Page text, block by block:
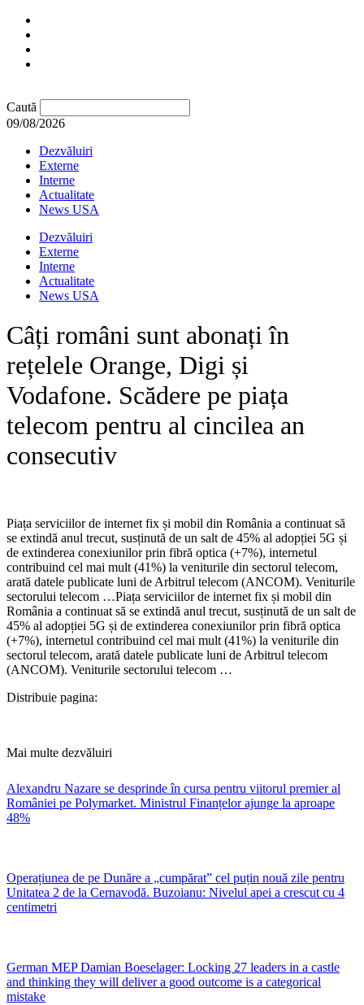
Caută
09/08/2026
Dezvăluiri
Externe
Interne
Actualitate
News USA
Dezvăluiri
Externe
Interne
Actualitate
News USA
Câți români sunt abonați în
rețelele Orange, Digi și
Vodafone. Scădere pe piața
telecom pentru al cincilea an
consecutiv
Piața serviciilor de internet fix și mobil din România a continuat să
se extindă anul trecut, susținută de un salt de 45% al adopției 5G și
de extinderea conexiunilor prin fibră optica (+7%), internetul
contribuind cel mai mult (41%) la veniturile din sectorul telecom,
arată datele publicate luni de Arbitrul telecom (ANCOM). Veniturile
sectorului telecom …​Piața serviciilor de internet fix și mobil din
România a continuat să se extindă anul trecut, susținută de un salt de
45% al adopției 5G și de extinderea conexiunilor prin fibră optica
(+7%), internetul contribuind cel mai mult (41%) la veniturile din
sectorul telecom, arată datele publicate luni de Arbitrul telecom
(ANCOM). Veniturile sectorului telecom …
Distribuie pagina:
Mai multe dezvăluiri
Alexandru Nazare se desprinde în cursa pentru viitorul premier al
României pe Polymarket. Ministrul Finanțelor ajunge la aproape
48%
Operațiunea de pe Dunăre a „cumpărat” cel puțin nouă zile pentru
Unitatea 2 de la Cernavodă. Buzoianu: Nivelul apei a crescut cu 4
centimetri
German MEP Damian Boeselager: Locking 27 leaders in a castle
and thinking they will deliver a good outcome is a categorical
mistake